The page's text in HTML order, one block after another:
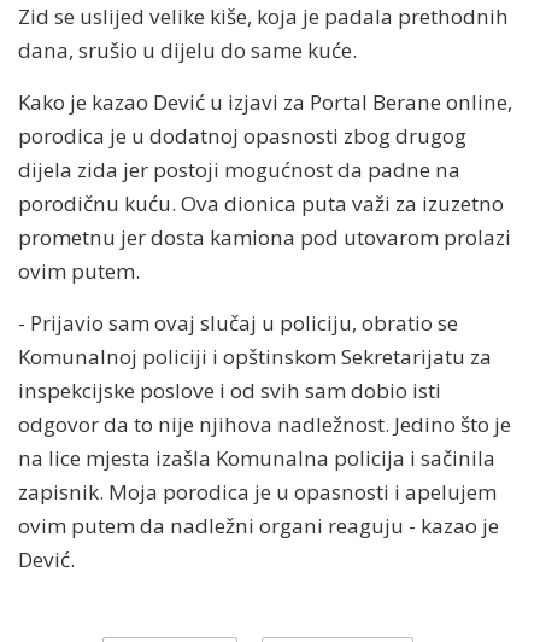
Zid se uslijed velike kiše, koja je padala prethodnih
dana, srušio u dijelu do same kuće.
Kako je kazao Dević u izjavi za Portal Berane online,
porodica je u dodatnoj opasnosti zbog drugog
dijela zida jer postoji mogućnost da padne na
porodičnu kuću. Ova dionica puta važi za izuzetno
prometnu jer dosta kamiona pod utovarom prolazi
ovim putem.
- Prijavio sam ovaj slučaj u policiju, obratio se
Komunalnoj policiji i opštinskom Sеkretаriјаtu za
inspekcijske poslove i od svih sam dobio isti
odgovor da to nije njihova nadležnost. Jedino što je
na lice mjesta izašla Komunalna policija i sačinila
zapisnik. Moja porodica je u opasnosti i apelujem
ovim putem da nadležni organi reaguju - kazao je
Dević.